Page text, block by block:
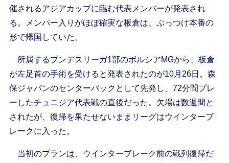
催されるアジアカップに臨む代表メンバーが発表され
る。メンバー入りがほぼ確実な板倉は、ぶっつけ本番の
形で帰国していた。
所属するブンデスリーガ1部のボルシアMGから、板倉
が左足首の手術を受けると発表されたのが10月26日。森
保ジャパンのセンターバックとして先発し、72分間プレ
ーしたチュニジア代表戦の直後だった。欠場は数週間と
されたが、復帰を果たせないままリーグはウインターブ
レークに入った。
当初のプランは、ウインターブレーク前の戦列復帰だ